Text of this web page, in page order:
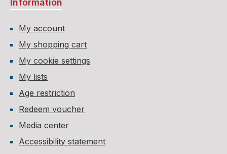
Information
My account
My shopping cart
My cookie settings
My lists
Age restriction
Redeem voucher
Media center
Accessibility statement